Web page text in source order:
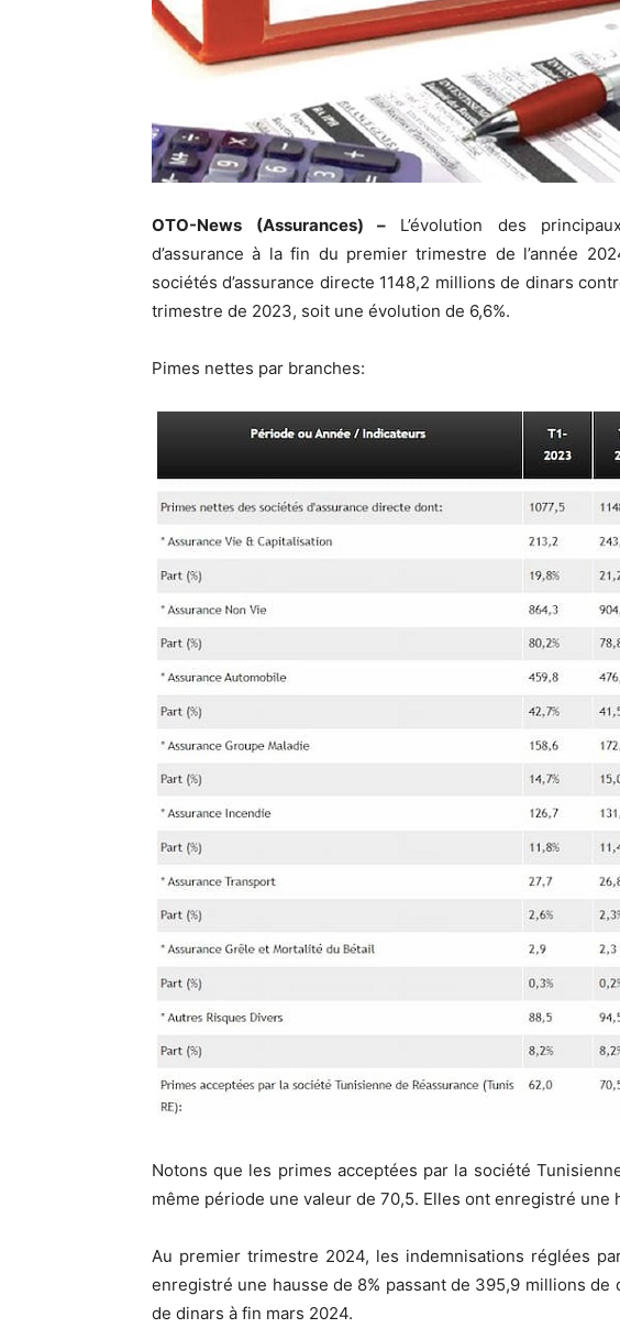
OTO-News (Assurances) – L’évolution des
d’assurance à la fin du premier trimestre de l’année
sociétés d’assurance directe 1148,2 millions de dinars
trimestre de 2023, soit une évolution de 6,6%.
Pimes nettes par branches:
Notons que les primes acceptées par la société
même période une valeur de 70,5. Elles ont enregistré une
Au premier trimestre 2024, les indemnisations réglées
enregistré une hausse de 8% passant de 395,9 millions de
de dinars à fin mars 2024.